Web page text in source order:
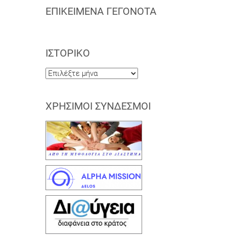
ΕΠΙΚΕΊΜΕΝΑ ΓΕΓΟΝΌΤΑ
ΙΣΤΟΡΙΚΌ
Ιστορικό
ΧΡΉΣΙΜΟΙ ΣΎΝΔΕΣΜΟΙ